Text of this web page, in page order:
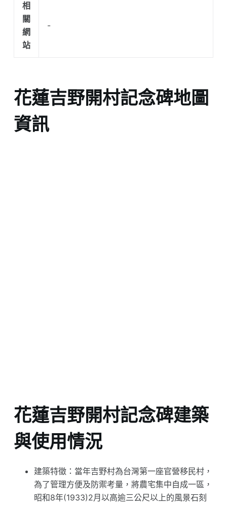
相
關
網
站
-
花蓮吉野開村記念碑地圖
資訊
花蓮吉野開村記念碑建築
與使用情況
建築特徵：當年吉野村為台灣第一座官營移民村，
為了管理方便及防禦考量，將農宅集中自成一區，
昭和8年(1933)2月以高逾三公尺以上的風景石刻